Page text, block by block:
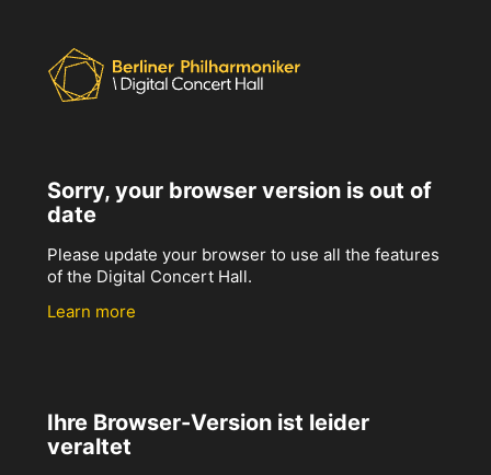
Sorry, your browser version is out of
date
Please update your browser to use all the features
of the Digital Concert Hall.
Learn more
Ihre Browser-Version ist leider
veraltet